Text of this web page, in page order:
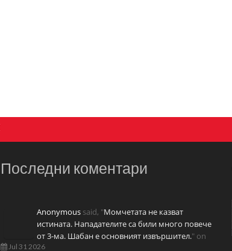
Последни коментари
Anonymous said, "Момчетата не казват
истината. Нападателите са били много повече
от 3-ма. Шабан е основният извършител." on
Jul 31 2026